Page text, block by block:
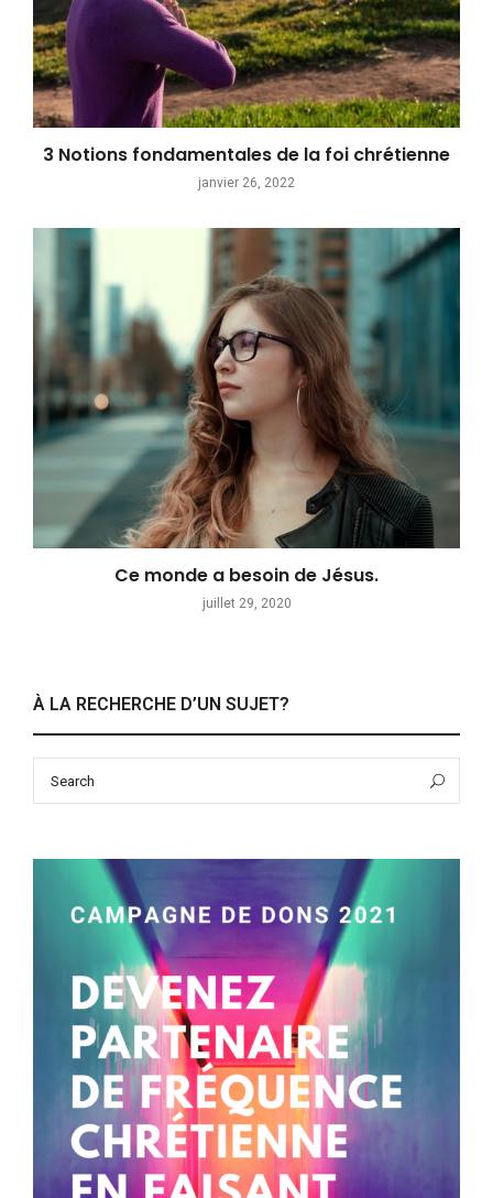
3 Notions fondamentales de la foi chrétienne
janvier 26, 2022
Ce monde a besoin de Jésus.
juillet 29, 2020
À LA RECHERCHE D’UN SUJET?